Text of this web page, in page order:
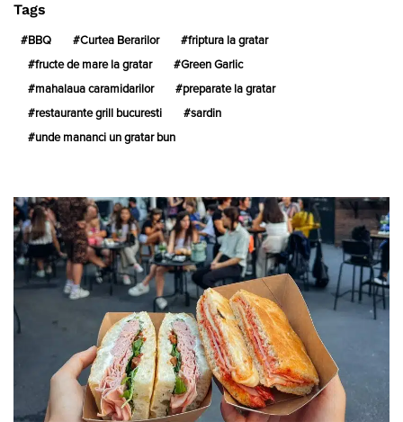
Tags
BBQ Curtea Berarilor friptura la gratar
fructe de mare la gratar Green Garlic
mahalaua caramidarilor preparate la gratar
restaurante grill bucuresti sardin
unde mananci un gratar bun